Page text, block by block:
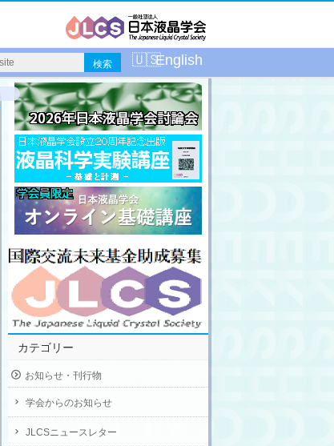
English
カテゴリー
お知らせ・刊行物
学会からのお知らせ
JLCSニュースレター